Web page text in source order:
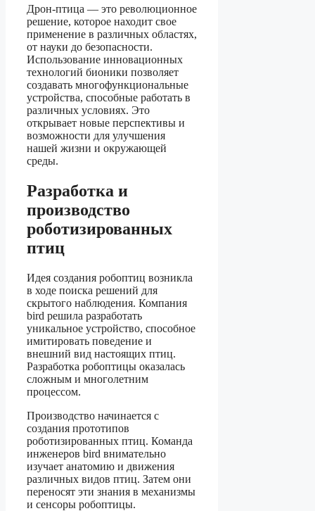
Дрон-птица — это революционное
решение, которое находит свое
применение в различных областях,
от науки до безопасности.
Использование инновационных
технологий бионики позволяет
создавать многофункциональные
устройства, способные работать в
различных условиях. Это
открывает новые перспективы и
возможности для улучшения
нашей жизни и окружающей
среды.
Разработка и
производство
роботизированных
птиц
Идея создания робоптиц возникла
в ходе поиска решений для
скрытого наблюдения. Компания
bird решила разработать
уникальное устройство, способное
имитировать поведение и
внешний вид настоящих птиц.
Разработка робоптицы оказалась
сложным и многолетним
процессом.
Производство начинается с
создания прототипов
роботизированных птиц. Команда
инженеров bird внимательно
изучает анатомию и движения
различных видов птиц. Затем они
переносят эти знания в механизмы
и сенсоры робоптицы.